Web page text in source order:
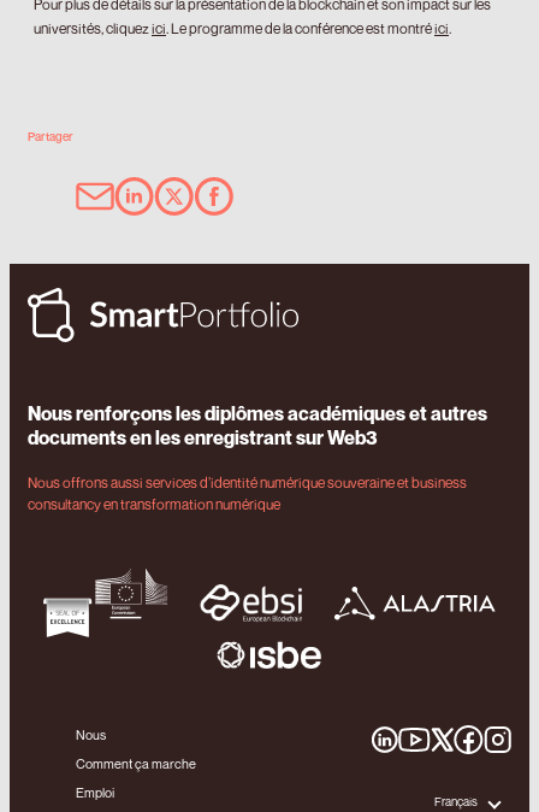
Pour plus de détails sur la présentation de la blockchain et son impact sur les
universités, cliquezici. Le programme de la conférence est montréici.
Partager
Nous renforçons les diplômes académiques et autres
documents en les enregistrant sur Web3
Nous offrons aussi services d’identité numérique souveraine et business
consultancy en transformation numérique
Nous
Comment ça marche
Emploi
Français